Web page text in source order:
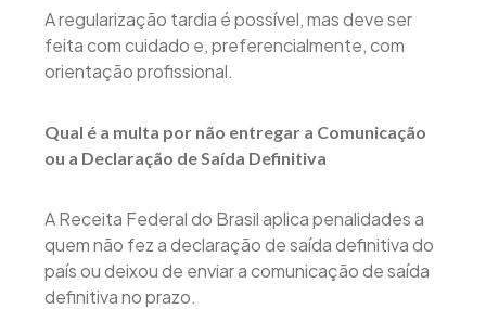
A regularização tardia é possível, mas deve ser
feita com cuidado e, preferencialmente, com
orientação profissional.
Qual é a multa por não entregar a Comunicação
ou a Declaração de Saída Definitiva
A Receita Federal do Brasil aplica penalidades a
quem não fez a declaração de saída definitiva do
país ou deixou de enviar a comunicação de saída
definitiva no prazo.